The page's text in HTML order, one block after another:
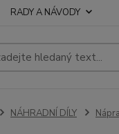
RADY A NÁVODY
NÁHRADNÍ DÍLY